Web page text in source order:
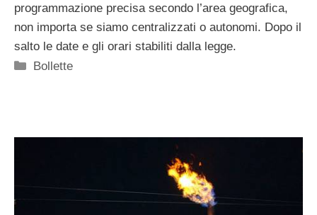
programmazione precisa secondo l’area geografica,
non importa se siamo centralizzati o autonomi. Dopo il
salto le date e gli orari stabiliti dalla legge.
Categorie
Bollette